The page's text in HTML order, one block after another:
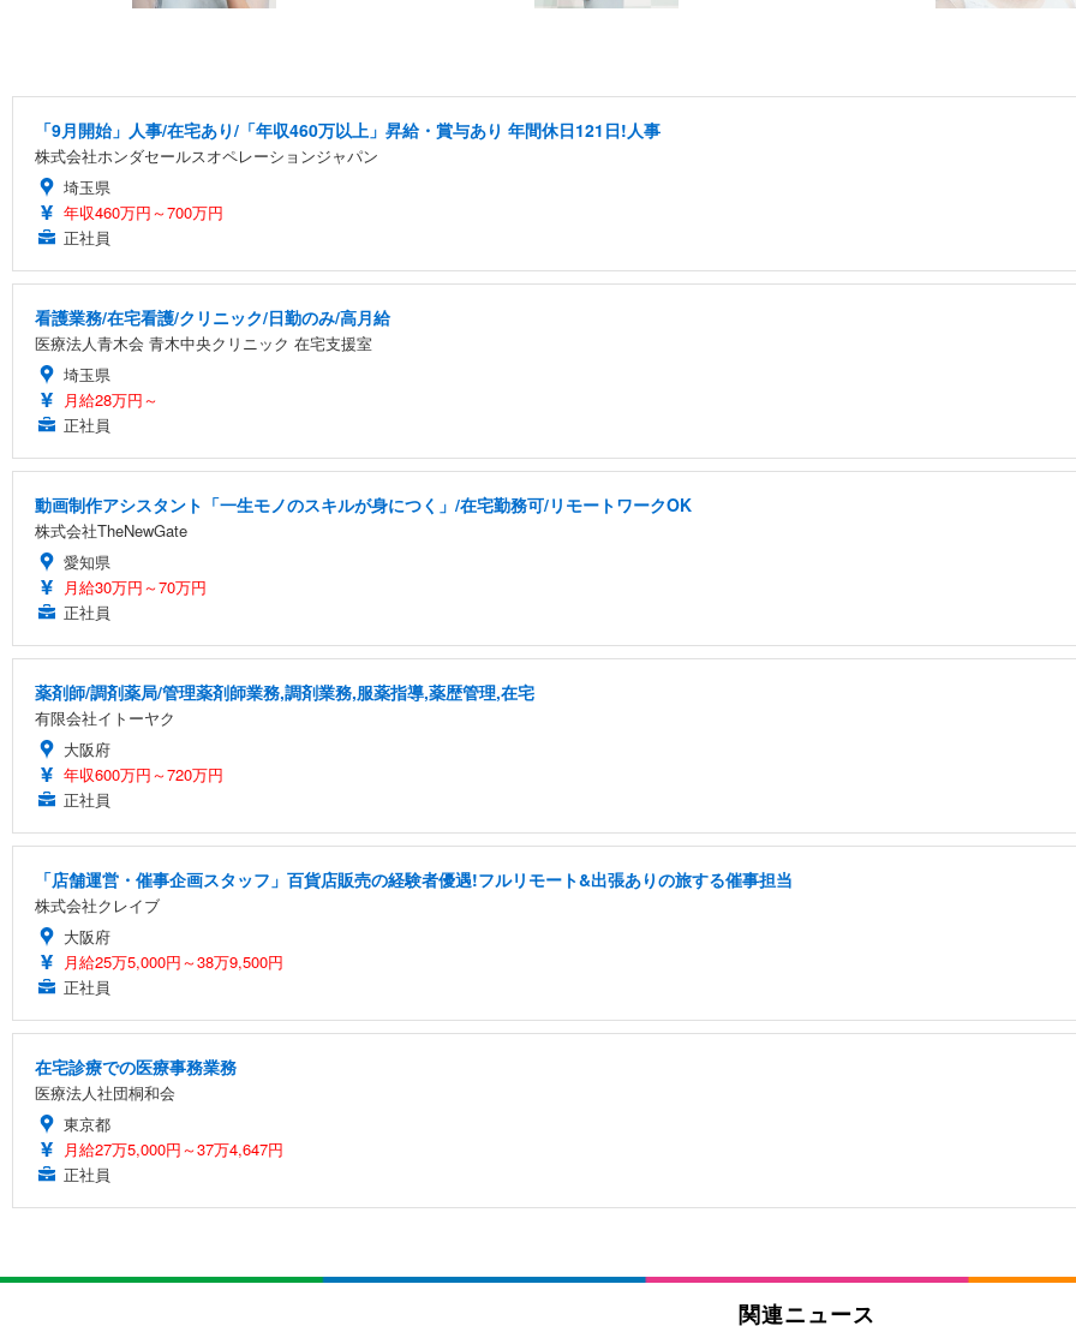
「9月開始」人事/在宅あり/「年収460万以上」昇給・賞与あり 年間休日121日!人事
株式会社ホンダセールスオペレーションジャパン
埼玉県
年収460万円～700万円
正社員
看護業務/在宅看護/クリニック/日勤のみ/高月給
医療法人青木会 青木中央クリニック 在宅支援室
埼玉県
月給28万円～
正社員
動画制作アシスタント「一生モノのスキルが身につく」/在宅勤務可/リモートワークOK
株式会社TheNewGate
愛知県
月給30万円～70万円
正社員
薬剤師/調剤薬局/管理薬剤師業務,調剤業務,服薬指導,薬歴管理,在宅
有限会社イトーヤク
大阪府
年収600万円～720万円
正社員
「店舗運営・催事企画スタッフ」百貨店販売の経験者優遇!フルリモート&出張ありの旅する催事担当
株式会社クレイブ
大阪府
月給25万5,000円～38万9,500円
正社員
在宅診療での医療事務業務
医療法人社団桐和会
東京都
月給27万5,000円～37万4,647円
正社員
関連ニュース